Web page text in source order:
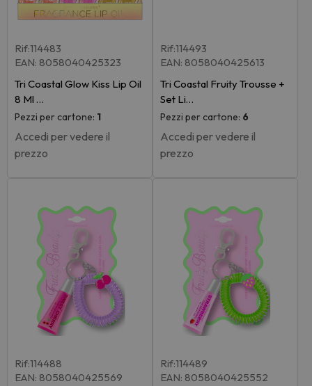
Rif:114483
EAN: 8058040425323
Tri Coastal Glow Kiss Lip Oil
8 Ml …
Pezzi per cartone: 1
Accedi per vedere il
prezzo
Rif:114493
EAN: 8058040425613
Tri Coastal Fruity Trousse +
Set Li…
Pezzi per cartone: 6
Accedi per vedere il
prezzo
Rif:114488
EAN: 8058040425569
Rif:114489
EAN: 8058040425552